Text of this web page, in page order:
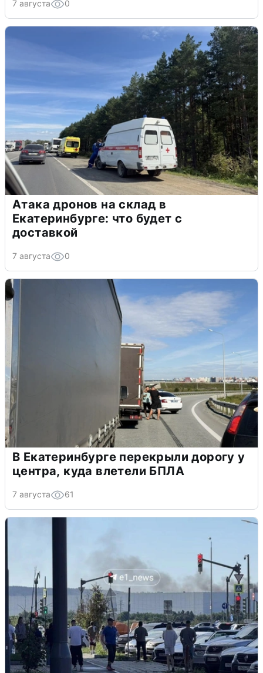
7 августа 0
Атака дронов на склад в
Екатеринбурге: что будет с
доставкой
7 августа 0
В Екатеринбурге перекрыли дорогу у
центра, куда влетели БПЛА
7 августа 61